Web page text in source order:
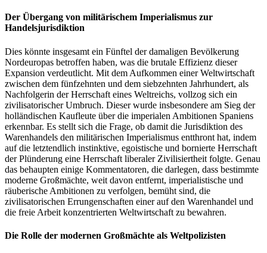
Der Übergang von militärischem Imperialismus zur
Handelsjurisdiktion
Dies könnte insgesamt ein Fünftel der damaligen Bevölkerung
Nordeuropas betroffen haben, was die brutale Effizienz dieser
Expansion verdeutlicht. Mit dem Aufkommen einer Weltwirtschaft
zwischen dem fünfzehnten und dem siebzehnten Jahrhundert, als
Nachfolgerin der Herrschaft eines Weltreichs, vollzog sich ein
zivilisatorischer Umbruch. Dieser wurde insbesondere am Sieg der
holländischen Kaufleute über die imperialen Ambitionen Spaniens
erkennbar. Es stellt sich die Frage, ob damit die Jurisdiktion des
Warenhandels den militärischen Imperialismus entthront hat, indem
auf die letztendlich instinktive, egoistische und bornierte Herrschaft
der Plünderung eine Herrschaft liberaler Zivilisiertheit folgte. Genau
das behaupten einige Kommentatoren, die darlegen, dass bestimmte
moderne Großmächte, weit davon entfernt, imperialistische und
räuberische Ambitionen zu verfolgen, bemüht sind, die
zivilisatorischen Errungenschaften einer auf den Warenhandel und
die freie Arbeit konzentrierten Weltwirtschaft zu bewahren.
Die Rolle der modernen Großmächte als Weltpolizisten